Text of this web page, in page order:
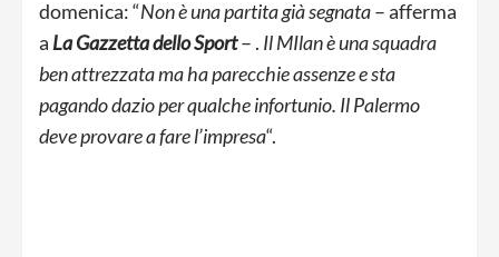
domenica: “Non è una partita già segnata– afferma
a La Gazzetta dello Sport– . Il MIlan è una squadra
ben attrezzata ma ha parecchie assenze e sta
pagando dazio per qualche infortunio. Il Palermo
deve provare a fare l’impresa“.